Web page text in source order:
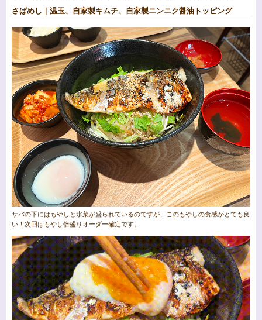
さばめし｜温玉、自家製キムチ、自家製ニンニク醤油トッピング
サバの下にはもやしと水菜が盛られているのですが、このもやしの食感がとても良
い！次回はもやし倍盛りオーダー確定です。